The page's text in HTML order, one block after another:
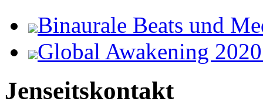
Binaurale Beats und
Global Awakening
Jenseitskontakt